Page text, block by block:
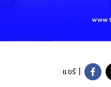
แชร์ |